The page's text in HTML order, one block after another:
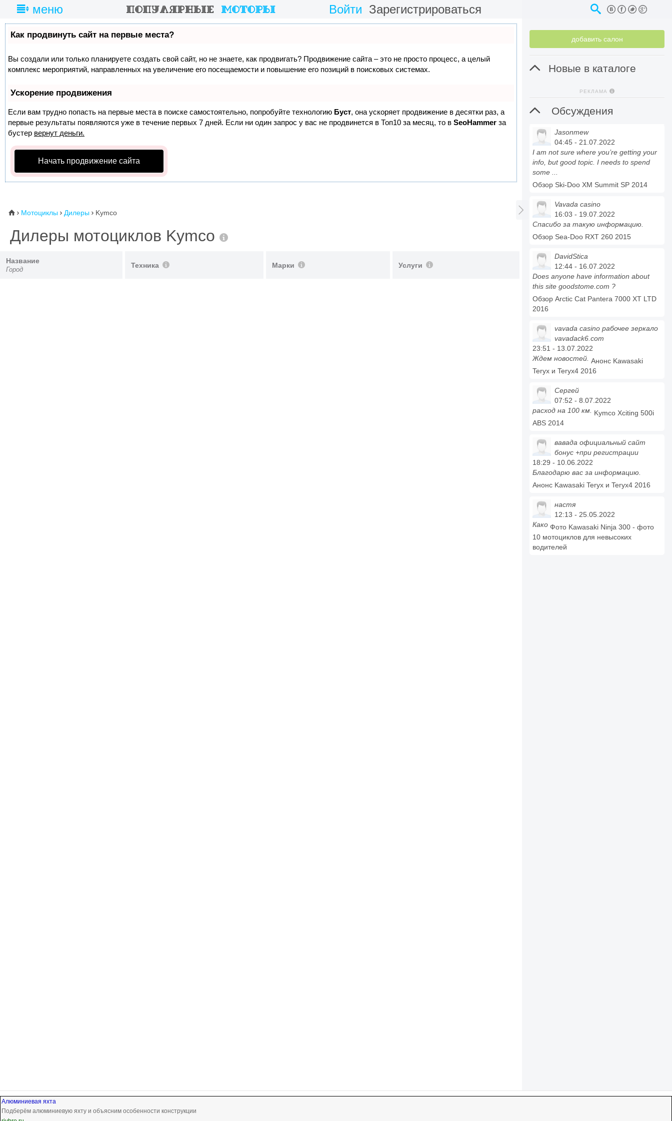
меню Войти Зарегистрироваться
Как продвинуть сайт на первые места?
Вы создали или только планируете создать свой сайт, но не знаете, как продвигать? Продвижение сайта – это не просто процесс, а целый
комплекс мероприятий, направленных на увеличение его посещаемости и повышение его позиций в поисковых системах.
Ускорение продвижения
Если вам трудно попасть на первые места в поиске самостоятельно, попробуйте технологию Буст, она ускоряет продвижение в десятки раз, а
первые результаты появляются уже в течение первых 7 дней. Если ни один запрос у вас не продвинется в Топ10 за месяц, то в SeoHammer за
бустер вернут деньги.
Начать продвижение сайта
⌂  Мотоциклы  Дилеры  Kymco
Дилеры мотоциклов Kymco
Название
Город
Техника Марки Услуги

добавить салон
 Новые в каталоге
РЕКЛАМА
 Обсуждения
Jasonmew
04:45 - 21.07.2022
I am not sure where you’re getting your
info, but good topic. I needs to spend
some ...
Обзор Ski-Doo XM Summit SP 2014
Vavada casino
16:03 - 19.07.2022
Спасибо за такую информацию.
Обзор Sea-Doo RXT 260 2015
DavidStica
12:44 - 16.07.2022
Does anyone have information about
this site goodstome.com ?
Обзор Arctic Cat Pantera 7000 XT LTD
2016
vavada casino рабочее зеркало
vavadack6.com
23:51 - 13.07.2022
Ждем новостей. Анонс Kawasaki
Teryx и Teryx4 2016
Сергей
07:52 - 8.07.2022
расход на 100 км. Kymco Xciting 500i
ABS 2014
вавада официальный сайт
бонус +при регистрации
18:29 - 10.06.2022
Благодарю вас за информацию.
Анонс Kawasaki Teryx и Teryx4 2016
настя
12:13 - 25.05.2022
Како Фото Kawasaki Ninja 300 - фото
10 мотоциклов для невысоких
водителей
Алюминиевая яхта
Подберём алюминиевую яхту и объясним особенности конструкции